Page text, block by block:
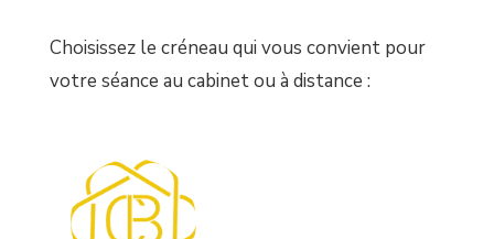
Choisissez le créneau qui vous convient pour
votre séance au cabinet ou à distance :